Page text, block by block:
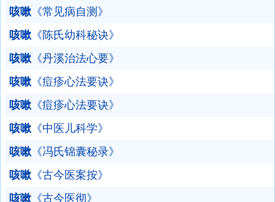
咳嗽 《常见病自测》
咳嗽 《陈氏幼科秘诀》
咳嗽 《丹溪治法心要》
咳嗽 《痘疹心法要诀》
咳嗽 《痘疹心法要诀》
咳嗽 《中医儿科学》
咳嗽 《冯氏锦囊秘录》
咳嗽 《古今医案按》
咳嗽 《古今医彻》